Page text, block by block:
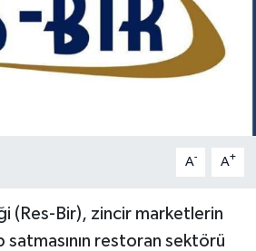
A- A+
(Res-Bir), zincir marketlerin
satmasının restoran sektörü